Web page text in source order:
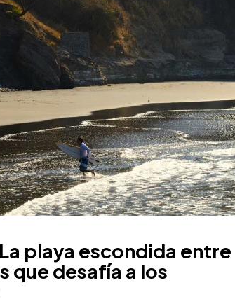
playa escondida entre
que desafía a los